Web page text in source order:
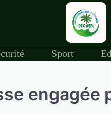
Sport
engagée